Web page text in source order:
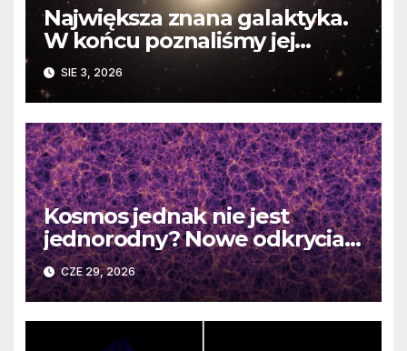
Największa znana galaktyka.
W końcu poznaliśmy jej
faktyczne wymiary
SIE 3, 2026
Kosmos jednak nie jest
jednorodny? Nowe odkrycia
DESI burzą fundamentalne
zasady kosmologii
CZE 29, 2026